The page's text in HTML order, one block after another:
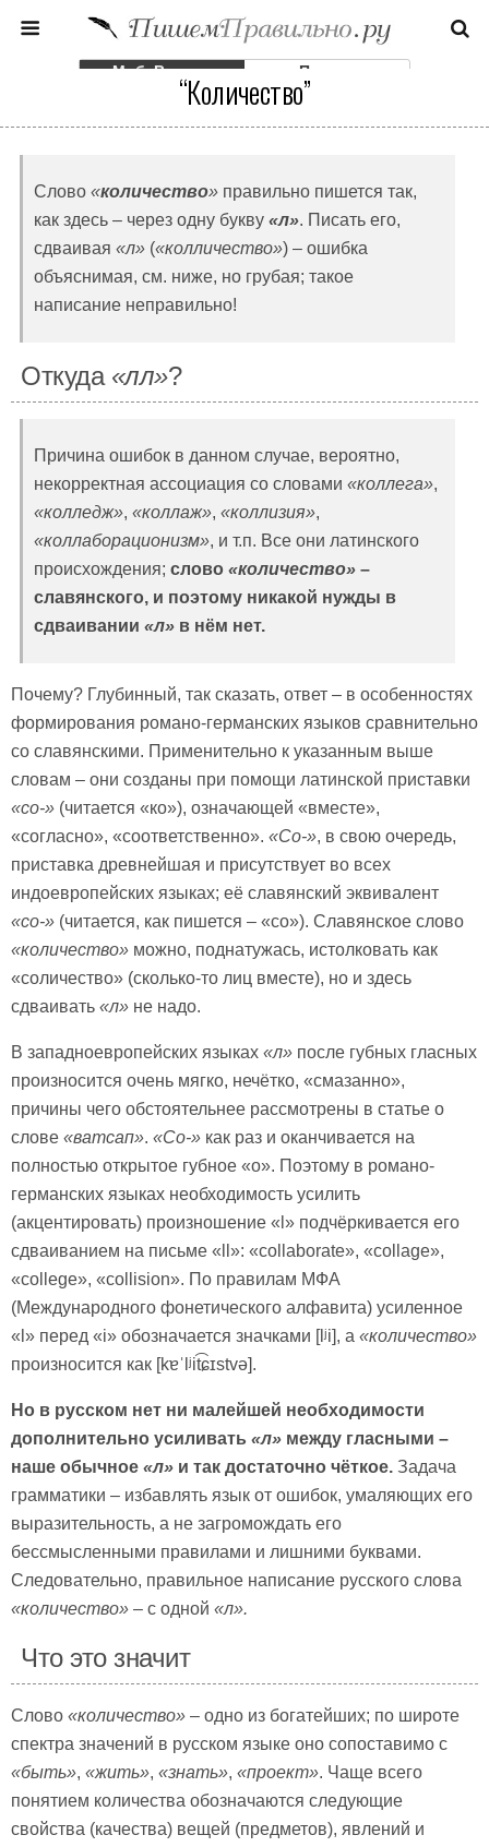
Моб. Версия Полная
“Количество”
Слово «количество» правильно пишется так,
как здесь – через одну букву «л». Писать его,
сдваивая «л» («колличество») – ошибка
объяснимая, см. ниже, но грубая; такое
написание неправильно!
Откуда «лл»?
Причина ошибок в данном случае, вероятно,
некорректная ассоциация со словами «коллега»,
«колледж», «коллаж», «коллизия»,
«коллаборационизм», и т.п. Все они латинского
происхождения; слово «количество» –
славянского, и поэтому никакой нужды в
сдваивании «л» в нём нет.
Почему? Глубинный, так сказать, ответ – в особенностях
формирования романо-германских языков сравнительно
со славянскими. Применительно к указанным выше
словам – они созданы при помощи латинской приставки
«co-» (читается «ко»), означающей «вместе»,
«согласно», «соответственно». «Co-», в свою очередь,
приставка древнейшая и присутствует во всех
индоевропейских языках; её славянский эквивалент
«со-» (читается, как пишется – «со»). Славянское слово
«количество» можно, поднатужась, истолковать как
«соличество» (сколько-то лиц вместе), но и здесь
сдваивать «л» не надо.
В западноевропейских языках «л» после губных гласных
произносится очень мягко, нечётко, «смазанно»,
причины чего обстоятельнее рассмотрены в статье о
слове «ватсап». «Co-» как раз и оканчивается на
полностью открытое губное «о». Поэтому в романо-
германских языках необходимость усилить
(акцентировать) произношение «l» подчёркивается его
сдваиванием на письме «ll»: «collaborate», «collage»,
«college», «collision». По правилам МФА
(Международного фонетического алфавита) усиленное
«l» перед «i» обозначается значками [lʲi], а «количество»
произносится как [kɐˈlʲit͡ɕɪstvə].
Но в русском нет ни малейшей необходимости
дополнительно усиливать «л» между гласными –
наше обычное «л» и так достаточно чёткое. Задача
грамматики – избавлять язык от ошибок, умаляющих его
выразительность, а не загромождать его
бессмысленными правилами и лишними буквами.
Следовательно, правильное написание русского слова
«количество» – с одной «л».
Что это значит
Слово «количество» – одно из богатейших; по широте
спектра значений в русском языке оно сопоставимо с
«быть», «жить», «знать», «проект». Чаще всего
понятием количества обозначаются следующие
свойства (качества) вещей (предметов), явлений и